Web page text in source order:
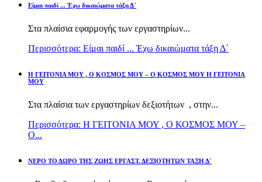
Είμαι παιδί ... Έχω δικαιώματα τάξη Δ΄
Στα πλαίσια εφαρμογής των εργαστηρίων...
Περισσότερα: Είμαι παιδί ... Έχω δικαιώματα τάξη Δ΄
Η ΓΕΙΤΟΝΙΑ ΜΟΥ , Ο ΚΟΣΜΟΣ ΜΟΥ – Ο ΚΟΣΜΟΣ ΜΟΥ Η ΓΕΙΤΟΝΙΑ
ΜΟΥ
Στα πλαίσια των εργαστηρίων δεξιοτήτων , στην...
Περισσότερα: Η ΓΕΙΤΟΝΙΑ ΜΟΥ , Ο ΚΟΣΜΟΣ ΜΟΥ –
Ο...
ΝΕΡΟ ΤΟ ΔΩΡΟ ΤΗΣ ΖΩΗΣ ΕΡΓΑΣΤ. ΔΕΞΙΟΤΗΤΩΝ ΤΑΞΗ Δ΄